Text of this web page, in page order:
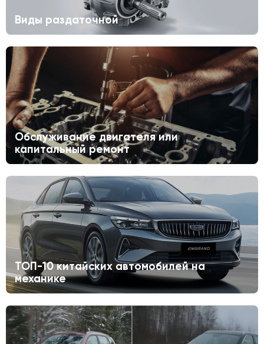
Виды раздаточной
Обслуживание двигателя или
капитальный ремонт
ТОП-10 китайских автомобилей на
механике